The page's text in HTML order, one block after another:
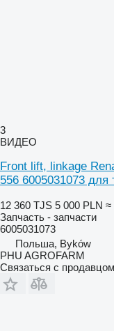
3
ВИДЕО
Front lift, linkage
556 6005031073 для
12 360 TJS 5 000 PLN ≈
Запчасть - запчасти
6005031073
Польша, Byków
PHU AGROFARM
Связаться с продавцом